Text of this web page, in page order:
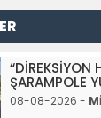
“DİREKSİYON
ŞARAMPOLE
08-08-2026 -